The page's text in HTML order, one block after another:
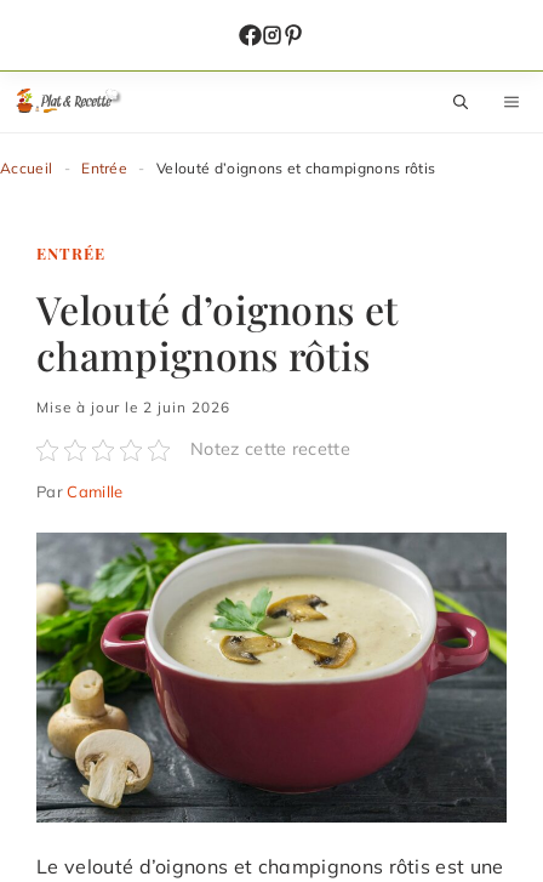
contenu
Accueil - Entrée - Velouté d’oignons et champignons rôtis
ENTRÉE
Velouté d’oignons et
champignons rôtis
Mise à jour le 2 juin 2026
Notez cette recette
ParCamille
Le velouté d’oignons et champignons rôtis est une